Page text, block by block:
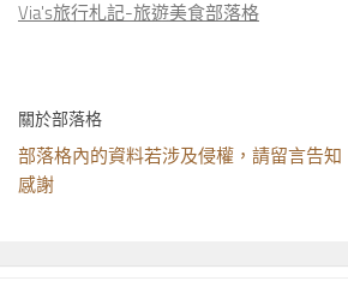
Via's旅行札記-旅遊美食部落格
關於部落格
部落格內的資料若涉及侵權，請留言告知
感謝